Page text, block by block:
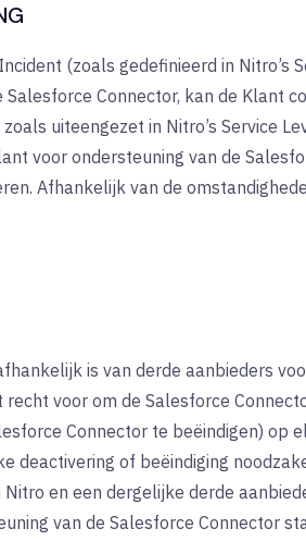
(zoals gedefinieerd in Nitro’s
Connector, kan de Klant
uiteengezet in Nitro’s Service
voor ondersteuning van de
Afhankelijk van de
is van derde aanbieders
recht voor om de Salesforce
Connector te beëindigen) op
deactivering of beëindiging
en een dergelijke derde
van de Salesforce Connector